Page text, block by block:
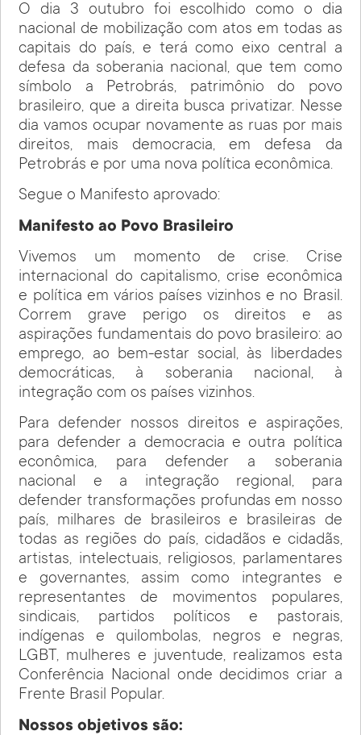
O dia 3 outubro foi escolhido como o dia
nacional de mobilização com atos em todas as
capitais do país, e terá como eixo central a
defesa da soberania nacional, que tem como
símbolo a Petrobrás, patrimônio do povo
brasileiro, que a direita busca privatizar. Nesse
dia vamos ocupar novamente as ruas por mais
direitos, mais democracia, em defesa da
Petrobrás e por uma nova política econômica.
Segue o Manifesto aprovado:
Manifesto ao Povo Brasileiro
Vivemos um momento de crise. Crise
internacional do capitalismo, crise econômica
e política em vários países vizinhos e no Brasil.
Correm grave perigo os direitos e as
aspirações fundamentais do povo brasileiro: ao
emprego, ao bem-estar social, às liberdades
democráticas, à soberania nacional, à
integração com os países vizinhos.
Para defender nossos direitos e aspirações,
para defender a democracia e outra política
econômica, para defender a soberania
nacional e a integração regional, para
defender transformações profundas em nosso
país, milhares de brasileiros e brasileiras de
todas as regiões do país, cidadãos e cidadãs,
artistas, intelectuais, religiosos, parlamentares
e governantes, assim como integrantes e
representantes de movimentos populares,
sindicais, partidos políticos e pastorais,
indígenas e quilombolas, negros e negras,
LGBT, mulheres e juventude, realizamos esta
Conferência Nacional onde decidimos criar a
Frente Brasil Popular.
Nossos objetivos são: